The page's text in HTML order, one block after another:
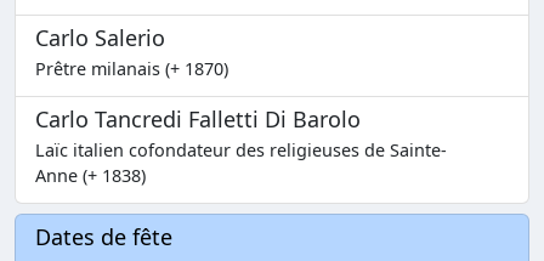
Carlo Salerio
Prêtre milanais (+ 1870)
Carlo Tancredi Falletti Di Barolo
Laïc italien cofondateur des religieuses de Sainte-
Anne (+ 1838)
Dates de fête